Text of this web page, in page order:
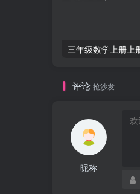
评论 抢沙发
昵称